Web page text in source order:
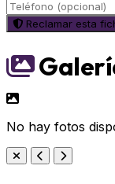
Reclamar esta
No hay fotos